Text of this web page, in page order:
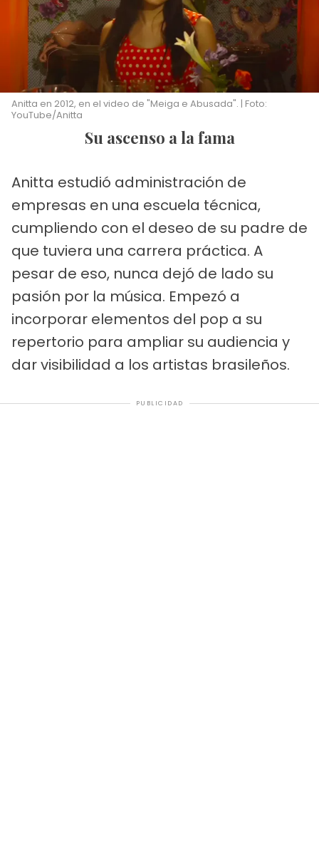
Anitta en 2012, en el video de "Meiga e Abusada". | Foto:
YouTube/Anitta
Su ascenso a la fama
Anitta estudió administración de
empresas en una escuela técnica,
cumpliendo con el deseo de su padre de
que tuviera una carrera práctica. A
pesar de eso, nunca dejó de lado su
pasión por la música. Empezó a
incorporar elementos del pop a su
repertorio para ampliar su audiencia y
dar visibilidad a los artistas brasileños.
PUBLICIDAD